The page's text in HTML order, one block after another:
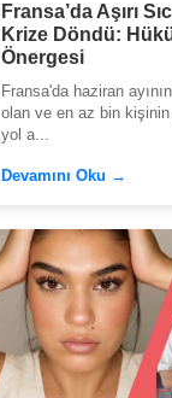
Fransa’da Aşırı
Krize Döndü:
Önergesi
Fransa'da haziran
olan ve en az bin kişinin
yol a...
Devamını Oku →